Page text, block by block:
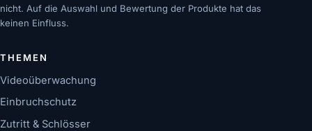
nicht. Auf die Auswahl und Bewertung der Produkte hat das
keinen Einfluss.
THEMEN
Videoüberwachung
Einbruchschutz
Zutritt & Schlösser